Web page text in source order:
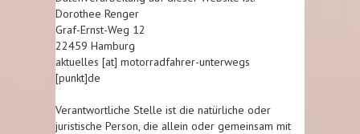
Dorothee Renger
Graf-Ernst-Weg 12
22459 Hamburg
aktuelles [at] motorradfahrer-unterwegs
[punkt]de
Verantwortliche Stelle ist die natürliche oder
juristische Person, die allein oder gemeinsam mit